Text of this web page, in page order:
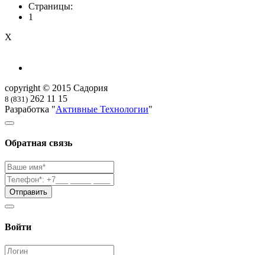
Страницы:
1
X
copyright © 2015 Садория
8 (831) 262 11 15
Разработка "Активные Технологии"
Обратная связь
Войти